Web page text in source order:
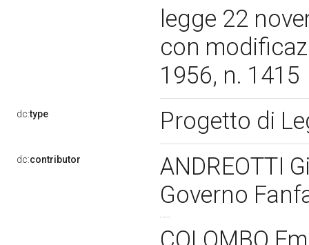
legge 22
con
1956, n. 1415
dc:type Progetto di
dc:contributor
ANDREOTTI
Governo
COLOMBO